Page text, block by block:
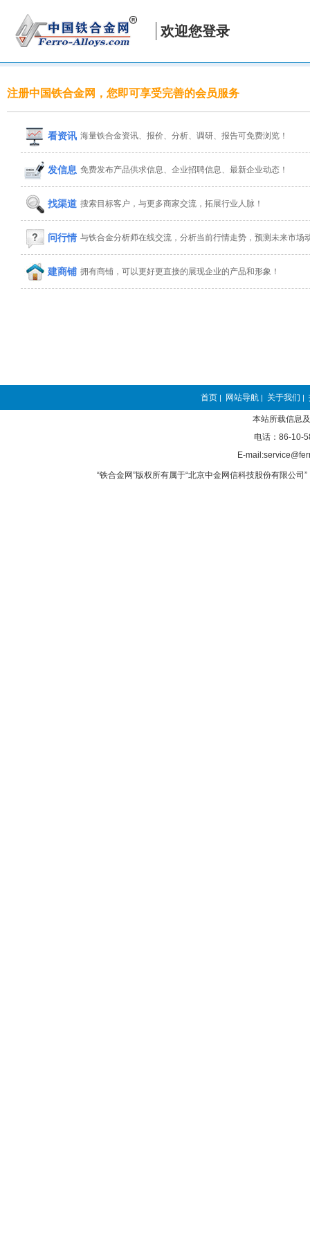
欢迎您登录
注册中国铁合金网，您即可享受完善的会员服务
看资讯 海量铁合金资讯、报价、分析、调研、报告可免费浏览！
发信息 免费发布产品供求信息、企业招聘信息、最新企业动态！
找渠道 搜索目标客户，与更多商家交流，拓展行业人脉！
问行情 与铁合金分析师在线交流，分析当前行情走势，预测未来市场
建商铺 拥有商铺，可以更好更直接的展现企业的产品和形象！
首页 | 网站导航 | 关于我们 |
本站所载信息
电话：86-10-
E-
“铁合金网”版权所有属于“北京中金网信科技股份有限公司